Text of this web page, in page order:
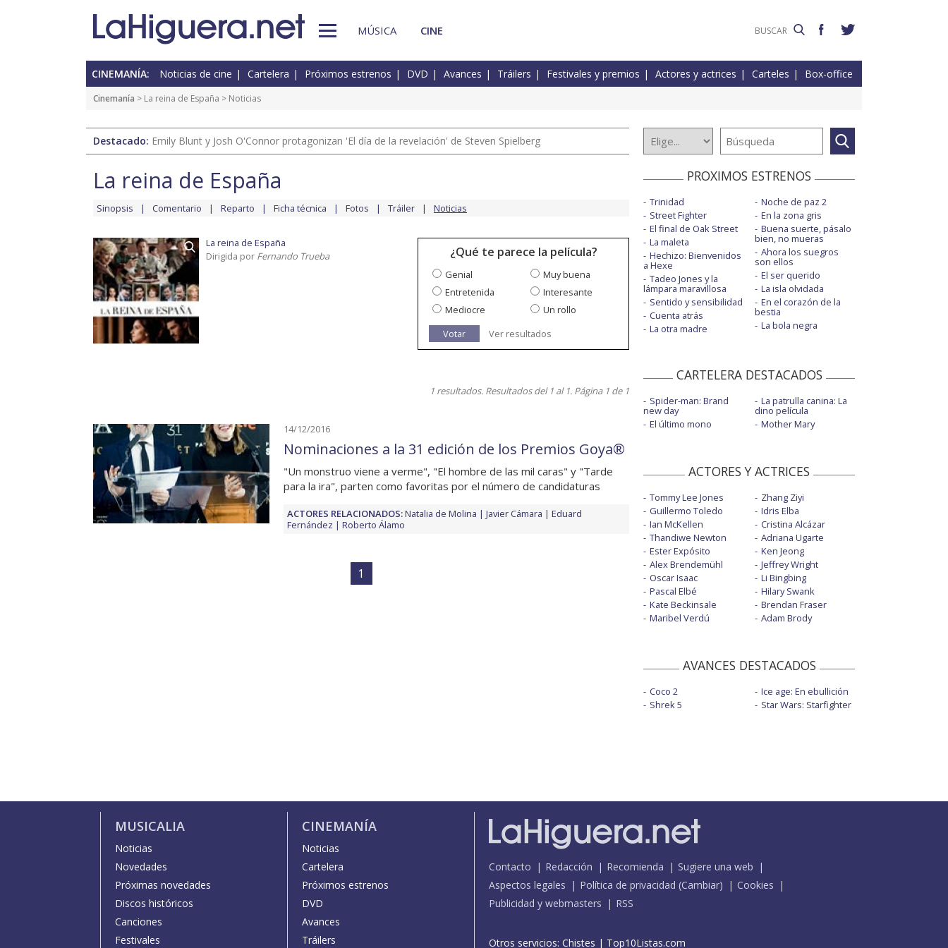
MÚSICA CINE
CINEMANÍA: Noticias de cine Cartelera Próximos estrenos DVD Avances Tráilers Festivales y premios Actores y actrices Carteles Box-office
Cinemanía > La reina de España > Noticias
Destacado: Emily Blunt y Josh O'Connor protagonizan 'El día de la revelación' de Steven Spielberg
La reina de España
Sinopsis Comentario Reparto Ficha técnica Fotos Tráiler Noticias
La reina de España
Dirigida por Fernando Trueba ¿Qué te parece la película?
Genial
Muy buena
Entretenida
Interesante
Mediocre
Un rollo
Votar
Ver resultados
1 resultados. Resultados del 1 al 1. Página 1 de 1
14/12/2016
Nominaciones a la 31 edición de los Premios Goya®
"Un monstruo viene a verme", "El hombre de las mil caras" y "Tarde
para la ira", parten como favoritas por el número de candidaturas
ACTORES RELACIONADOS:Natalia de Molina Javier Cámara
Eduard
Fernández
Roberto Álamo
1
PROXIMOS ESTRENOS
Trinidad
Street Fighter
El final de Oak Street
La maleta
Hechizo: Bienvenidos
a Hexe
Tadeo Jones y la
lámpara maravillosa
Sentido y sensibilidad
Cuenta atrás
La otra madre
Noche de paz 2
En la zona gris
Buena suerte, pásalo
bien, no mueras
Ahora los suegros
son ellos
El ser querido
La isla olvidada
En el corazón de la
bestia
La bola negra
CARTELERA DESTACADOS
Spider-man: Brand
new day
El último mono
La patrulla canina: La
dino película
Mother Mary
ACTORES Y ACTRICES
Tommy Lee Jones
Guillermo Toledo
Ian McKellen
Thandiwe Newton
Ester Expósito
Alex Brendemühl
Oscar Isaac
Pascal Elbé
Kate Beckinsale
Maribel Verdú
Zhang Ziyi
Idris Elba
Cristina Alcázar
Adriana Ugarte
Ken Jeong
Jeffrey Wright
Li Bingbing
Hilary Swank
Brendan Fraser
Adam Brody
AVANCES DESTACADOS
Coco 2
Shrek 5
Ice age: En ebullición
Star Wars: Starfighter
MUSICALIA
Noticias
Novedades
Próximas novedades
Discos históricos
Canciones
Festivales
CINEMANÍA
Noticias
Cartelera
Próximos estrenos
DVD
Avances
Tráilers
Contacto Redacción Recomienda
Sugiere una web
Aspectos legales
Política de privacidad (Cambiar)
Cookies
Publicidad y webmasters
RSS
Otros servicios: Chistes | Top10Listas.com